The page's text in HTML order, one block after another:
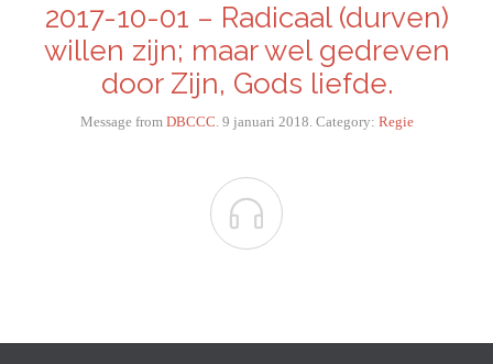
2017-10-01 – Radicaal (durven)
willen zijn; maar wel gedreven
door Zijn, Gods liefde.
Message from DBCCC. 9 januari 2018. Category: Regie
